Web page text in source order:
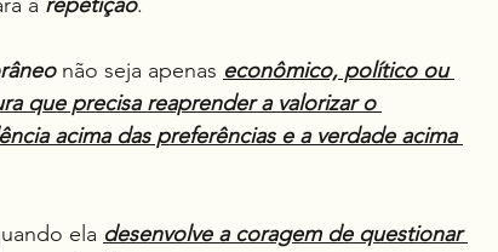
não seja apenas econômico, político ou
que precisa reaprender a valorizar o
acima das preferências e a verdade acima
ela desenvolve a coragem de questionar